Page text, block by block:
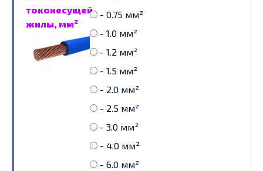
токонесущей
жилы, мм²
- 0.75 мм²
- 1.0 мм²
- 1.2 мм²
- 1.5 мм²
- 2.0 мм²
- 2.5 мм²
- 3.0 мм²
- 4.0 мм²
- 6.0 мм²